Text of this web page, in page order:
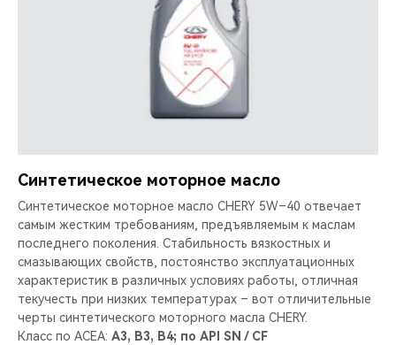
Синтетическое моторное масло
Синтетическое моторное масло CHERY 5W–40 отвечает
самым жестким требованиям, предъявляемым к маслам
последнего поколения. Стабильность вязкостных и
смазывающих свойств, постоянство эксплуатационных
характеристик в различных условиях работы, отличная
текучесть при низких температурах – вот отличительные
черты синтетического моторного масла CHERY.
Класс по ACEA: A3, B3, B4; по API SN / CF